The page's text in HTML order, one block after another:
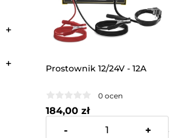
Prostownik 12/24V - 12A
0 ocen
184,00 zł
Cena netto: 149,59 zł
- +